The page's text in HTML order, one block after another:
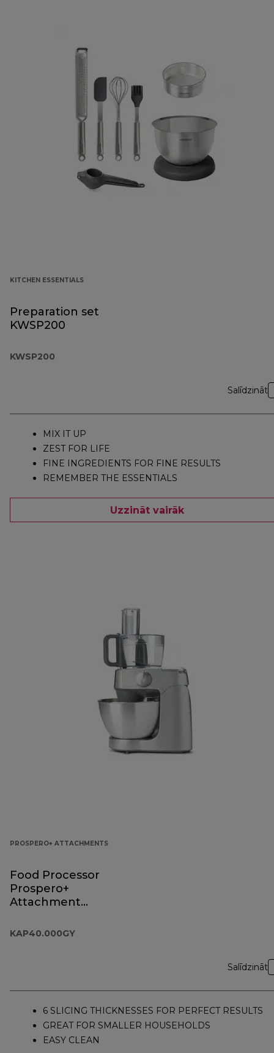
KITCHEN ESSENTIALS
Preparation set
KWSP200
KWSP200
Salīdzināt
MIX IT UP
ZEST FOR LIFE
FINE INGREDIENTS FOR FINE RESULTS
REMEMBER THE ESSENTIALS
Uzzināt vairāk
PROSPERO+ ATTACHMENTS
Food Processor
Prospero+
Attachment
KAP40.000GY
Salīdzināt
6 SLICING THICKNESSES FOR PERFECT RESULTS
GREAT FOR SMALLER HOUSEHOLDS
EASY CLEAN